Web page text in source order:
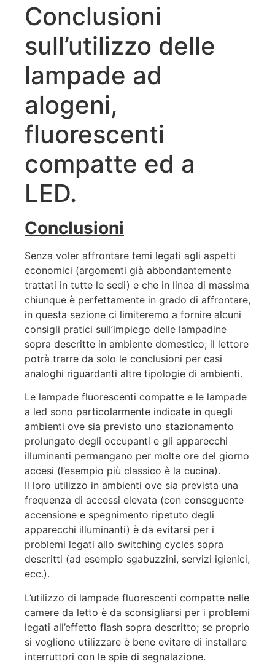
Conclusioni
sull’utilizzo delle
lampade ad
alogeni,
fluorescenti
compatte ed a
LED.
Conclusioni
Senza voler affrontare temi legati agli aspetti
economici (argomenti già abbondantemente
trattati in tutte le sedi) e che in linea di massima
chiunque è perfettamente in grado di affrontare,
in questa sezione ci limiteremo a fornire alcuni
consigli pratici sull’impiego delle lampadine
sopra descritte in ambiente domestico; il lettore
potrà trarre da solo le conclusioni per casi
analoghi riguardanti altre tipologie di ambienti.
Le lampade fluorescenti compatte e le lampade
a led sono particolarmente indicate in quegli
ambienti ove sia previsto uno stazionamento
prolungato degli occupanti e gli apparecchi
illuminanti permangano per molte ore del giorno
accesi (l’esempio più classico è la cucina).
Il loro utilizzo in ambienti ove sia prevista una
frequenza di accessi elevata (con conseguente
accensione e spegnimento ripetuto degli
apparecchi illuminanti) è da evitarsi per i
problemi legati allo switching cycles sopra
descritti (ad esempio sgabuzzini, servizi igienici,
ecc.).
L’utilizzo di lampade fluorescenti compatte nelle
camere da letto è da sconsigliarsi per i problemi
legati all’effetto flash sopra descritto; se proprio
si vogliono utilizzare è bene evitare di installare
interruttori con le spie di segnalazione.